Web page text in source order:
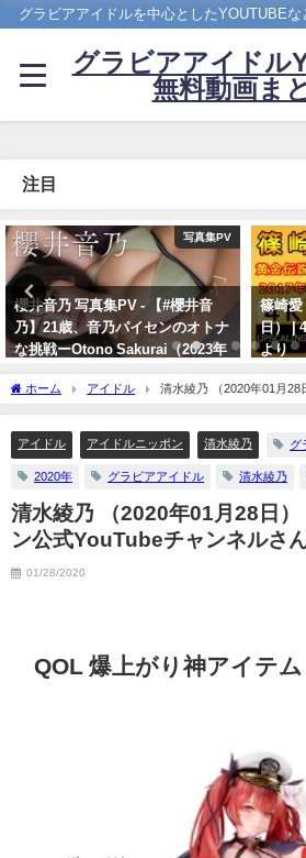
グラビアアイドルを中心としたYOUTUBEな
グラビアアイドル
無料動画ま
注目
4K UPSCALING CLUB
篠崎愛【4K】（2023年08月25
日） | 4K UPSCALING CLUBさん
より
今田美
日） |
より
ホーム アイドル
清水綾乃 （2020年01月
YouTubeチャンネルさんより
アイドル アイドルニッポン 清水綾乃 グ
2020年 グラビアアイドル 清水綾乃
清水綾乃 （2020年01月28日
ン公式YouTubeチャンネルさ
01/28/2020
QOL 爆上がり神アイテム